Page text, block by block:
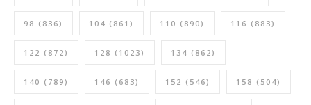
98 (836) 104 (861) 110 (890) 116 (883)
122 (872) 128 (1023) 134 (862)
140 (789) 146 (683) 152 (546) 158 (504)